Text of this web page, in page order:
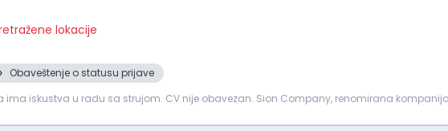
lokacije
Obaveštenje o statusu prijave
ima iskustva u radu sa strujom. CV nije obavezan. Sion Company, renomirana